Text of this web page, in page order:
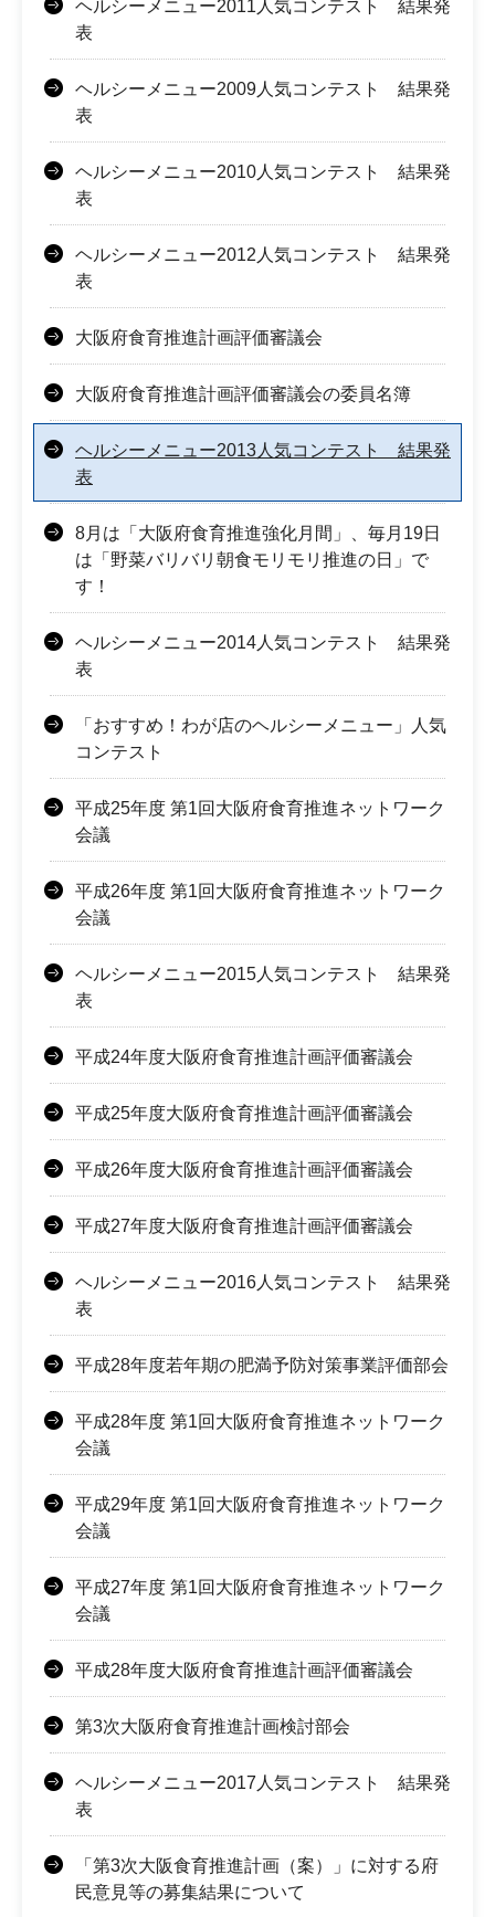
ヘルシーメニュー2011人気コンテスト 結果発
表
ヘルシーメニュー2009人気コンテスト 結果発
表
ヘルシーメニュー2010人気コンテスト 結果発
表
ヘルシーメニュー2012人気コンテスト 結果発
表
大阪府食育推進計画評価審議会
大阪府食育推進計画評価審議会の委員名簿
ヘルシーメニュー2013人気コンテスト 結果発
表
8月は「大阪府食育推進強化月間」、毎月19日
は「野菜バリバリ朝食モリモリ推進の日」で
す！
ヘルシーメニュー2014人気コンテスト 結果発
表
「おすすめ！わが店のヘルシーメニュー」人気
コンテスト
平成25年度 第1回大阪府食育推進ネットワーク
会議
平成26年度 第1回大阪府食育推進ネットワーク
会議
ヘルシーメニュー2015人気コンテスト 結果発
表
平成24年度大阪府食育推進計画評価審議会
平成25年度大阪府食育推進計画評価審議会
平成26年度大阪府食育推進計画評価審議会
平成27年度大阪府食育推進計画評価審議会
ヘルシーメニュー2016人気コンテスト 結果発
表
平成28年度若年期の肥満予防対策事業評価部会
平成28年度 第1回大阪府食育推進ネットワーク
会議
平成29年度 第1回大阪府食育推進ネットワーク
会議
平成27年度 第1回大阪府食育推進ネットワーク
会議
平成28年度大阪府食育推進計画評価審議会
第3次大阪府食育推進計画検討部会
ヘルシーメニュー2017人気コンテスト 結果発
表
「第3次大阪食育推進計画（案）」に対する府
民意見等の募集結果について